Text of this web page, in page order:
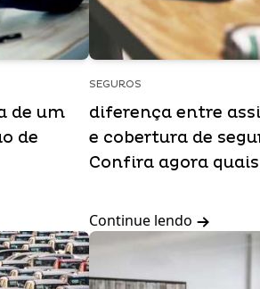
de um
de
SEGUROS
diferença entre
e cobertura de
Confira agora
Continue lendo